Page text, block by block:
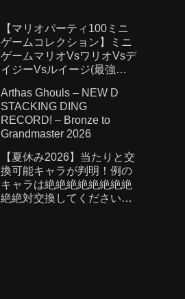
【マリオパーティ100ミニ
ゲームコレクション】ミニ
ゲームマリオVsワリオVsデ
イジーVsルイージ(最強
Arthas Ghouls – NEW D
STACKING DING
RECORD! – Bronze to
Grandmaster 2026
【夏休み2026】当たりと交
換可能キャラが判明！例の
キャラは絶絶絶絶絶絶絶絶
絶絶対交換してください！